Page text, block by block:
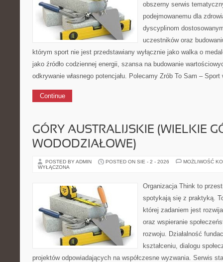
obszerny serwis
podejmowanemu dla
dyscyplinom
uczestników oraz
którym sport nie jest przedstawiany wyłącznie jako walka o
jako źródło codziennej energii, szansa na budowanie
odkrywanie własnego potencjału. Polecamy Zrób To Sam –
Continue
GÓRY AUSTRALIJSKIE (WIELKIE
WODODZIAŁOWE)
POSTED BY ADMIN POSTED ON SIE - 2 - 2026
MOŻLIWOŚĆ
WYŁĄCZONA
Organizacja Think to
spotykają się z praktyką.
której zadaniem jest
oraz wspieranie
rozwoju. Działalność
kształceniu, dialogu
projektów odpowiadających na współczesne wyzwania. Serwis